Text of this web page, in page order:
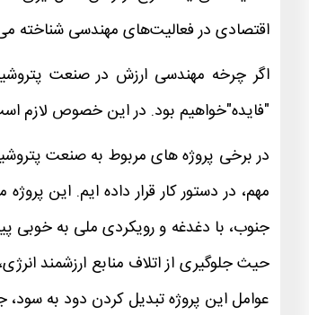
اقتصادی در فعالیت‌های مهندسی شناخته
اگر چرخه مهندسی ارزش در صنعت
"فایده"خواهیم بود. در این خصوص لازم است
در برخی پروژه های مربوط به صنعت
مهم، در دستور کار قرار داده ایم. این
جنوب، با دغدغه و رویکردی ملی به خوبی
حیث جلوگیری از اتلاف منابع ارزشمند
عوامل این پروژه تبدیل کردن دود به